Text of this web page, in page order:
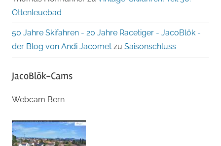
Ottenleuebad
50 Jahre Skifahren - 20 Jahre Racetiger - JacoBlök -
der Blog von Andi Jacomet zu Saisonschluss
JacoBlök-Cams
Webcam Bern